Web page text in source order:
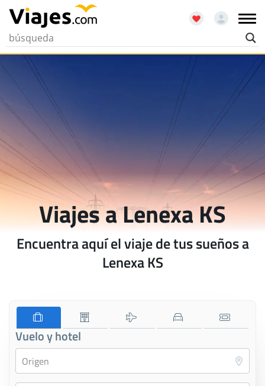
Viajes a Lenexa KS
Encuentra aquí el viaje de tus sueños a
Lenexa KS
Vuelo y hotel